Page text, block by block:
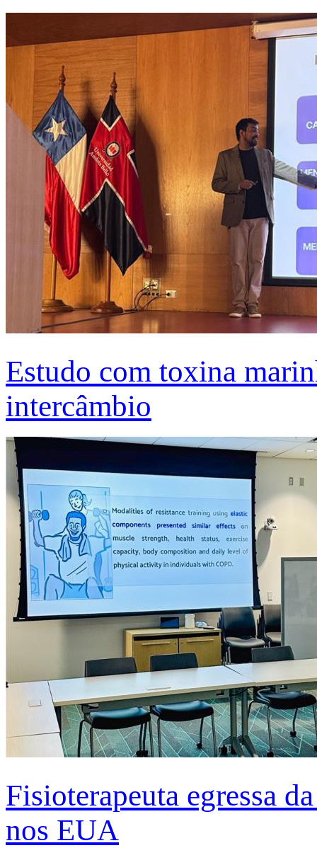
Estudo com toxina
intercâmbio
Fisioterapeuta egressa
nos EUA